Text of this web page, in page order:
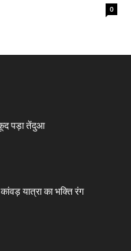
0
पड़ा तेंदुआ
यात्रा का भक्ति रंग